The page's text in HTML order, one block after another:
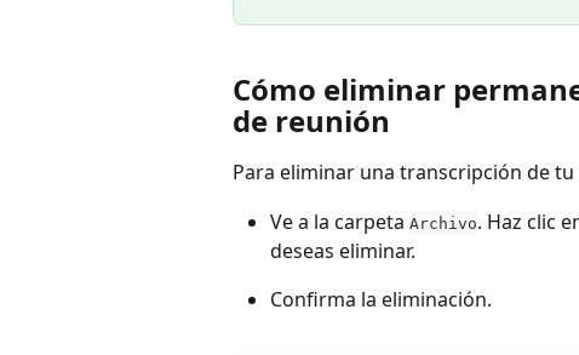
Cómo eliminar
de reunión
Para eliminar una transcripción de tu
Ve a la carpeta Archivo. Haz clic
deseas eliminar.
Confirma la eliminación.